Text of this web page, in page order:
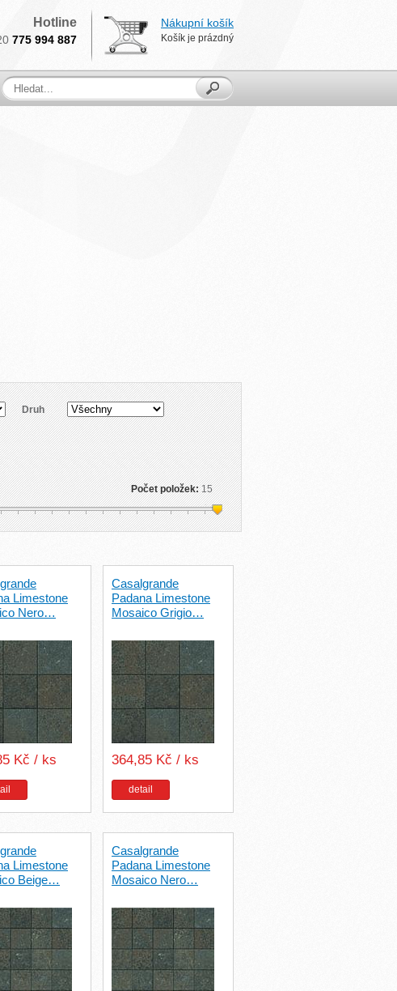
Hotline
775 994 887
Nákupní košík
Košík je prázdný
Druh
Počet položek:15
Limestone
Nero…
Kč / ks
Casalgrande
Padana Limestone
Mosaico Grigio…
364,85 Kč / ks
detail
Limestone
Beige…
Casalgrande
Padana Limestone
Mosaico Nero…